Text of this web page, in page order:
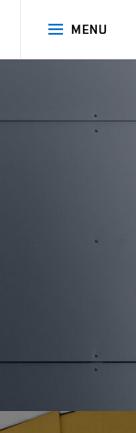
MENU